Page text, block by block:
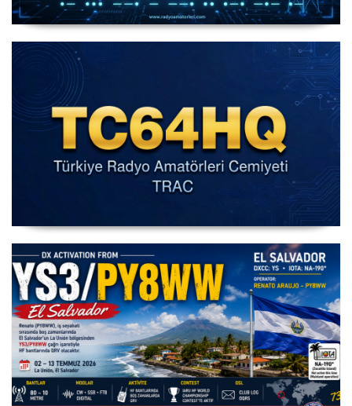
IARU HF World Championship 2026
IARU HF Yarışması TC64HQ Havada Olacak (Trac